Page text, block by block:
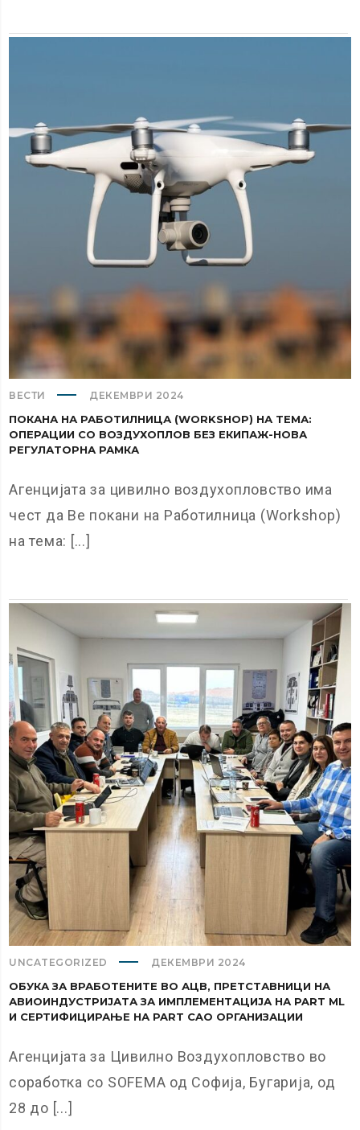
ВЕСТИ ДЕКЕМВРИ 2024
ПОКАНА НА РАБОТИЛНИЦА (WORKSHOP) НА ТЕМА:
ОПЕРАЦИИ СО ВОЗДУХОПЛОВ БЕЗ ЕКИПАЖ-НОВА
РЕГУЛАТОРНА РАМКА
Агенцијата за цивилно воздухопловство има
чест да Ве покани на Работилница (Workshop)
на тема: [...]
UNCATEGORIZED ДЕКЕМВРИ 2024
ОБУКА ЗА ВРАБОТЕНИТЕ ВО АЦВ, ПРЕТСТАВНИЦИ НА
АВИОИНДУСТРИЈАТА ЗА ИМПЛЕМЕНТАЦИЈА НА PART ML
И СЕРТИФИЦИРАЊЕ НА PART CAO ОРГАНИЗАЦИИ
Агенцијата за Цивилно Воздухопловство во
соработка со SOFEMA од Софија, Бугарија, од
28 до [...]